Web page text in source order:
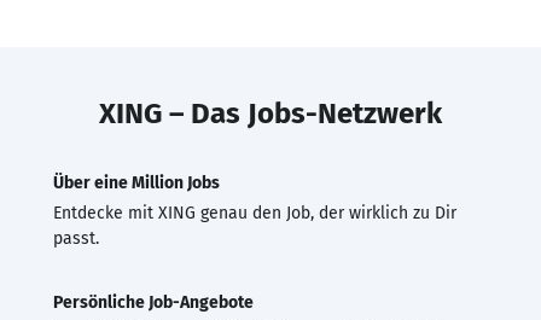
XING – Das Jobs-Netzwerk
Über eine Million Jobs
Entdecke mit XING genau den Job, der wirklich zu Dir
passt.
Persönliche Job-Angebote